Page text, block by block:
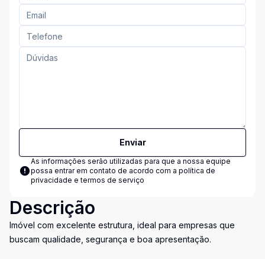
Enviar
As informações serão utilizadas para que a nossa equipe
possa entrar em contato de acordo com a política de
privacidade e termos de serviço
Descrição
Imóvel com excelente estrutura, ideal para empresas que
buscam qualidade, segurança e boa apresentação.